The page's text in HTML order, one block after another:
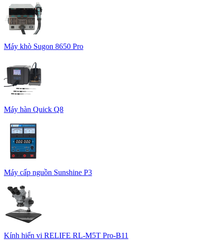
Máy khò Sugon 8650 Pro
Máy hàn Quick Q8
Máy cấp nguồn Sunshine P3
Kính hiển vi RELIFE RL-M5T Pro-B11